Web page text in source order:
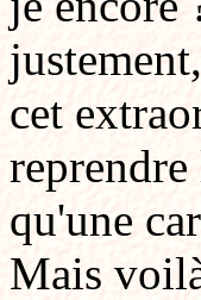
cet
qu'une
Mais